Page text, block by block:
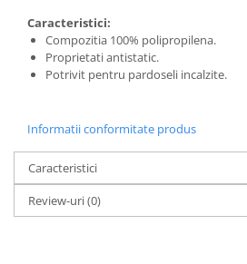
Caracteristici:
Compozitia 100% polipropilena.
Proprietati antistatic.
Potrivit pentru pardoseli incalzite.
Informatii conformitate produs
Caracteristici
Review-uri(0)